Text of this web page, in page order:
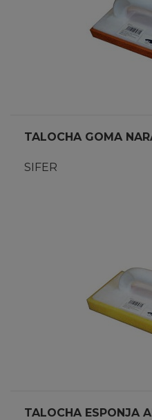
TALOCHA GOMA
SIFER
TALOCHA ESPONJA